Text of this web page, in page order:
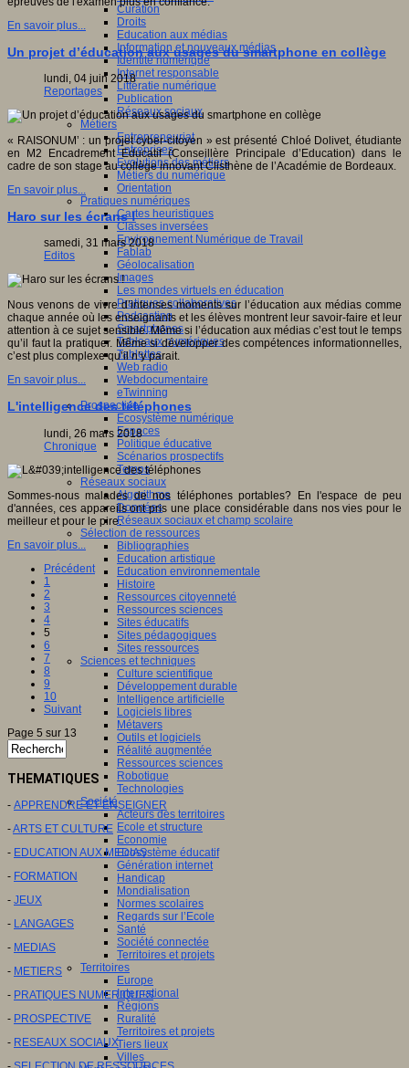
Curation
Droits
Education aux médias
Information et nouveaux médias
Identité numérique
Internet responsable
Littératie numérique
Publication
Réseaux sociaux
Métiers
Entrepreneuriat
Entreprises
Evolutions des métiers
Métiers du numérique
Orientation
Pratiques numériques
Cartes heuristiques
Classes inversées
Environnement Numérique de Travail
Fablab
Géolocalisation
Images
Les mondes virtuels en éducation
Pratiques collaboratives
Podcasting
Smartphones
Tableaux numériques
Tablettes
Web radio
Webdocumentaire
eTwinning
Prospective
Ecosystème numérique
Espaces
Politique éducative
Scénarios prospectifs
Temps
Réseaux sociaux
Algorithme
Données
Réseaux sociaux et champ scolaire
Sélection de ressources
Bibliographies
Education artistique
Education environnementale
Histoire
Ressources citoyenneté
Ressources sciences
Sites éducatifs
Sites pédagogiques
Sites ressources
Sciences et techniques
Culture scientifique
Développement durable
Intelligence artificielle
Logiciels libres
Métavers
Outils et logiciels
Réalité augmentée
Ressources sciences
Robotique
Technologies
Société
Acteurs des territoires
Ecole et structure
Economie
Ecosystème éducatif
Génération internet
Handicap
Mondialisation
Normes scolaires
Regards sur l’Ecole
Santé
Société connectée
Territoires et projets
Territoires
Europe
International
Régions
Ruralité
Territoires et projets
Tiers lieux
Villes
En savoir plus...
Un projet d’éducation aux usages du smartphone en collège
lundi, 04 juin 2018
Reportages
« RAISONUM’ : un projet cyber-citoyen » est présenté Chloé Dolivet, étudiante
en M2 Encadrement Educatif (Conseillère Principale d’Education) dans le
cadre de son stage au collège innovant Clisthène de l’Académie de Bordeaux.
En savoir plus...
Haro sur les écrans !
samedi, 31 mars 2018
Editos
Nous venons de vivre d’intenses moments sur l’éducation aux médias comme
chaque année où les enseignants et les élèves montrent leur savoir-faire et leur
attention à ce sujet sensible. Même si l’éducation aux médias c’est tout le temps
qu’il faut la pratiquer. Même si développer des compétences informationnelles,
c’est plus complexe qu’il n’y parait.
En savoir plus...
L'intelligence des téléphones
lundi, 26 mars 2018
Chronique
Sommes-nous malades de nos téléphones portables? En l'espace de peu
d'années, ces appareils ont pris une place considérable dans nos vies pour le
meilleur et pour le pire.
En savoir plus...
Précédent
1
2
3
4
5
6
7
8
9
10
Suivant
Page 5 sur 13
THEMATIQUES
- APPRENDRE ET ENSEIGNER
-ARTS ET CULTURE
- EDUCATION AUX MEDIAS
- FORMATION
- JEUX
- LANGAGES
- MEDIAS
- METIERS
- PRATIQUES NUMERIQUES
- PROSPECTIVE
- RESEAUX SOCIAUX